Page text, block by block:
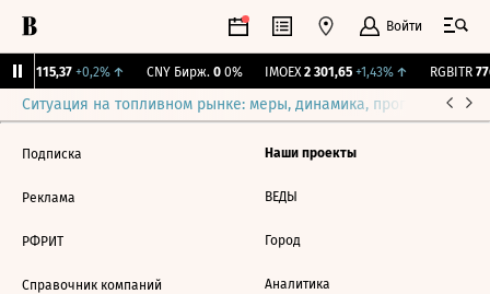
Войти
115,37 +0,2%↑ CNY Бирж. 0 0% IMOEX 2 301,65 +1,43%↑ RGBITR
Ситуация на топливном рынке: меры, динамика, прогнозы
Подписка
Реклама
РФРИТ
Справочник компаний
Наши проекты
ВЕДЫ
Город
Аналитика